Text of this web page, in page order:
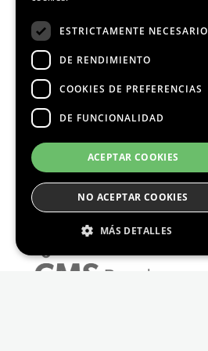
ESTRICTAMENTE NECESARIO
DE RENDIMIENTO
COOKIES DE PREFERENCIAS
DE FUNCIONALIDAD
ACEPTAR COOKIES
NO ACEPTAR COOKIES
MÁS DETALLES